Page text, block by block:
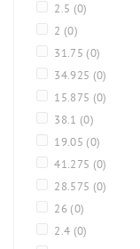
2.5 (0)
2 (0)
31.75 (0)
34.925 (0)
15.875 (0)
38.1 (0)
19.05 (0)
41.275 (0)
28.575 (0)
26 (0)
2.4 (0)